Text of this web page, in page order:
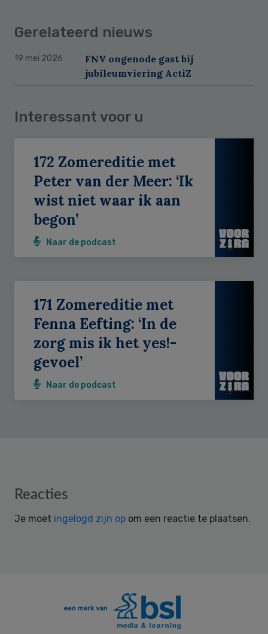
Gerelateerd nieuws
19 mei 2026
FNV ongenode gast bij
jubileumviering ActiZ
Interessant voor u
172 Zomereditie met
Peter van der Meer: ‘Ik
wist niet waar ik aan
begon’
Naar de podcast
171 Zomereditie met
Fenna Eefting: ‘In de
zorg mis ik het yes!-
gevoel’
Naar de podcast
Reader
Reacties
Je moet ingelogd zijn op om een reactie te plaatsen.